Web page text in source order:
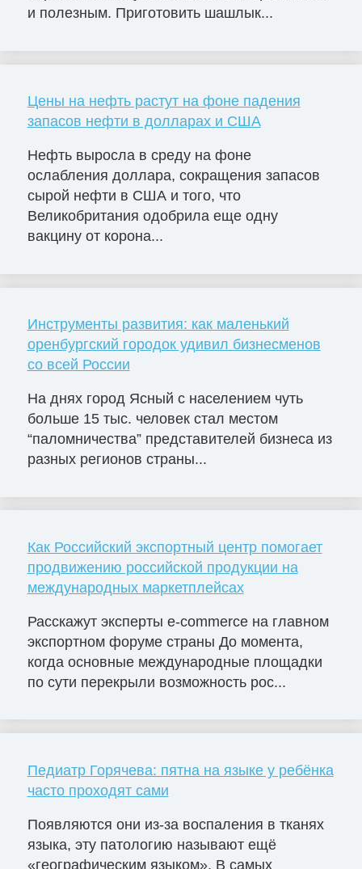
и полезным. Приготовить шашлык...
Цены на нефть растут на фоне падения
запасов нефти в долларах и США
Нефть выросла в среду на фоне
ослабления доллара, сокращения запасов
сырой нефти в США и того, что
Великобритания одобрила еще одну
вакцину от корона...
Инструменты развития: как маленький
оренбургский городок удивил бизнесменов
со всей России
На днях город Ясный с населением чуть
больше 15 тыс. человек стал местом
“паломничества” представителей бизнеса из
разных регионов страны...
Как Российский экспортный центр помогает
продвижению российской продукции на
международных маркетплейсах
Расскажут эксперты e-commerce на главном
экспортном форуме страны До момента,
когда основные международные площадки
по сути перекрыли возможность рос...
Педиатр Горячева: пятна на языке у ребёнка
часто проходят сами
Появляются они из-за воспаления в тканях
языка, эту патологию называют ещё
«географическим языком». В самых